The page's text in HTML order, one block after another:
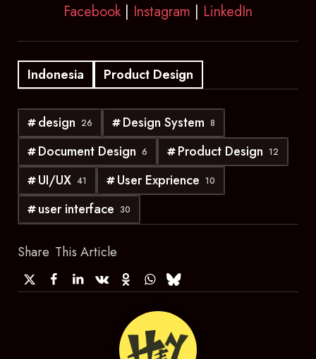
Facebook| Instagram | LinkedIn
Indonesia Product Design
design 26 Design System 8
Document Design 6 Product Design 12
UI/UX 41 User Exprience 10
user interface 30
Share This Article